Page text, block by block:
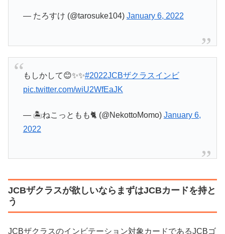
— たろすけ (@tarosuke104) January 6, 2022
もしかして😊✨✨#2022JCBザクラスインビ
pic.twitter.com/wiU2WfEaJK
— 🏝️ねこっともも🐈 (@NekottoMomo) January 6,
2022
JCBザクラスが欲しいならまずはJCBカードを持と
う
JCBザクラスのインビテーション対象カードであるJCBゴ